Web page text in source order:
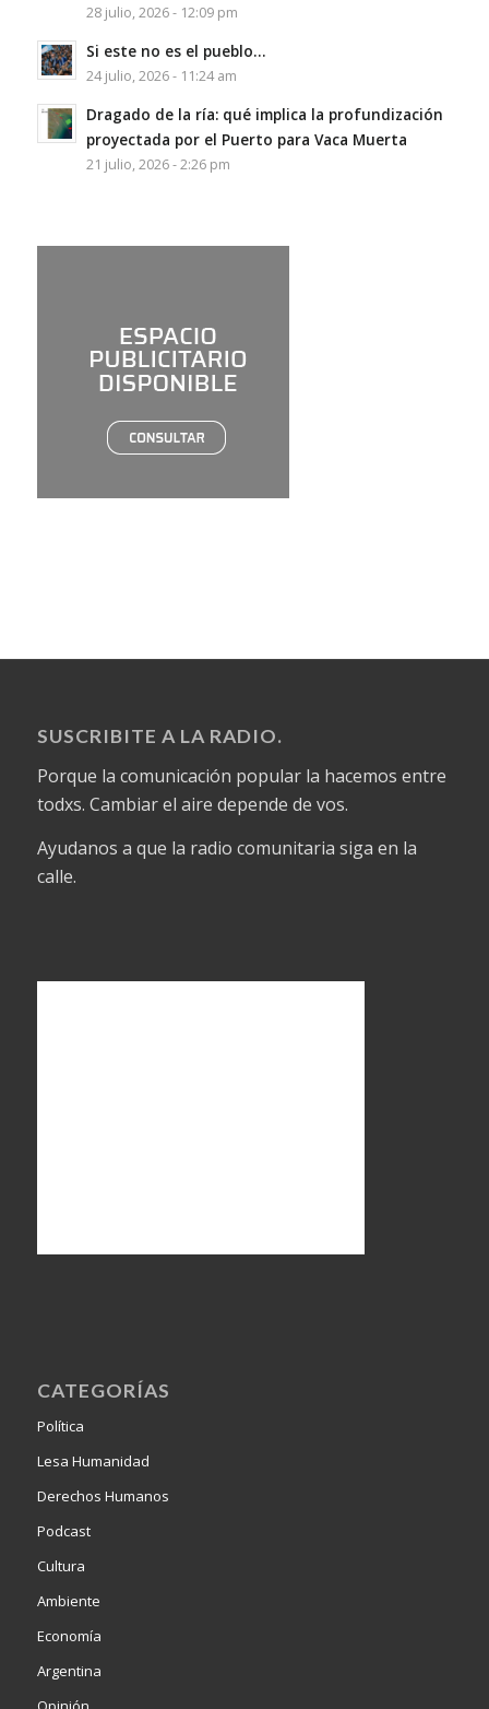
28 julio, 2026 - 12:09 pm
Si este no es el pueblo…
24 julio, 2026 - 11:24 am
Dragado de la ría: qué implica la profundización
proyectada por el Puerto para Vaca Muerta
21 julio, 2026 - 2:26 pm
SUSCRIBITE A LA RADIO.
Porque la comunicación popular la hacemos entre
todxs. Cambiar el aire depende de vos.
Ayudanos a que la radio comunitaria siga en la
calle.
CATEGORÍAS
Política
Lesa Humanidad
Derechos Humanos
Podcast
Cultura
Ambiente
Economía
Argentina